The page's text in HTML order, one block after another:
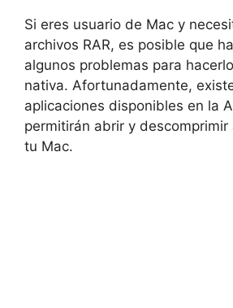
Si eres usuario de Mac y
archivos RAR, es posible que
algunos problemas para
nativa. Afortunadamente,
aplicaciones disponibles en la
permitirán abrir y descomprimir
tu Mac.